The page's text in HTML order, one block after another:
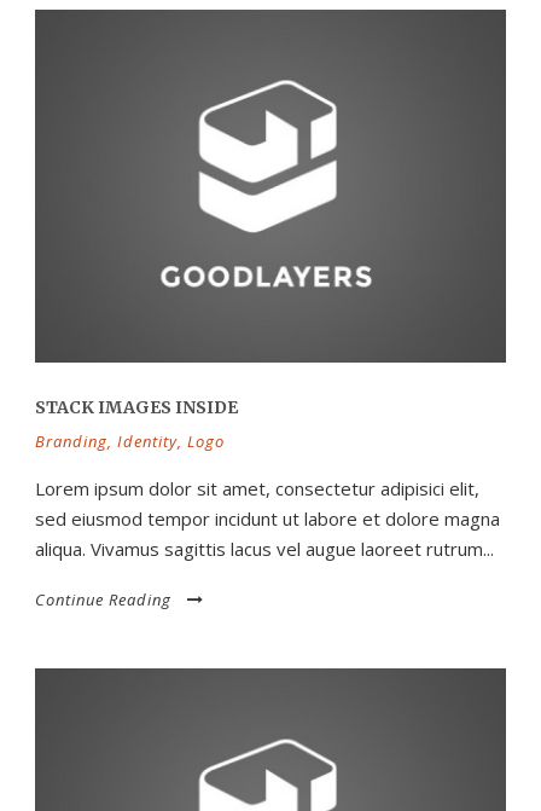
STACK IMAGES INSIDE
Branding, Identity, Logo
Lorem ipsum dolor sit amet, consectetur adipisici elit,
sed eiusmod tempor incidunt ut labore et dolore magna
aliqua. Vivamus sagittis lacus vel augue laoreet rutrum...
Continue Reading